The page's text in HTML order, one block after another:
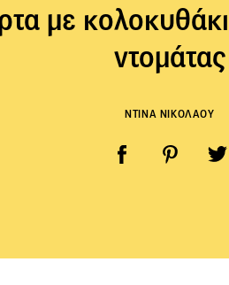
με
ντομάτας
ΝΤΙΝΑ ΝΙΚΟΛΑΟΥ